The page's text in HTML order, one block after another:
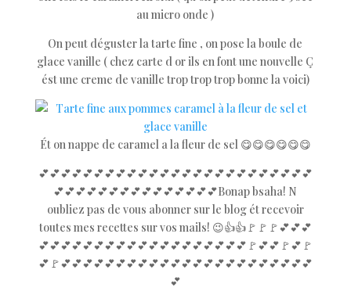
au micro onde )
On peut déguster la tarte fine , on pose la boule de
glace vanille ( chez carte d or ils en font une nouvelle Ç
ést une creme de vanille trop trop trop bonne la voici)
Ét on nappe de caramel a la fleur de sel 😋😋😋😋😋😋
💕💕💕💕💕💕💕💕💕💕💕💕💕💕💕💕💕💕💕💕💕💕💕💕💕
💕💕💕💕💕💕💕💕💕💕💕💕💕💕💕Bonap bsaha! N
oubliez pas de vous abonner sur le blog ét recevoir
toutes mes recettes sur vos mails! 😉👍👍🚩🚩🚩💕💕💕
💕💕💕💕💕💕💕💕💕💕💕💕💕💕💕💕💕💕💕🚩💕💕🚩💕🚩
💕🚩💕💕💕💕💕💕💕💕💕💕💕💕💕💕💕💕💕💕💕💕💕💕💕
💕